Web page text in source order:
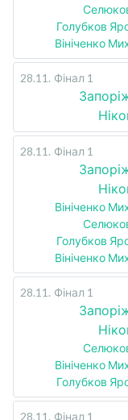
Голубков
Вініченко
28.11 . Фінал 1
28.11 . Фінал 1
Вініченко
Голубков
Вініченко
28.11 . Фінал 1
Вініченко
Голубков
28.11 . Фінал 1